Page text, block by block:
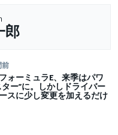
郎
前
ォーミュラE、来季はパワ
ー”に。しかしドライバー
スに少し変更を加えるだけ